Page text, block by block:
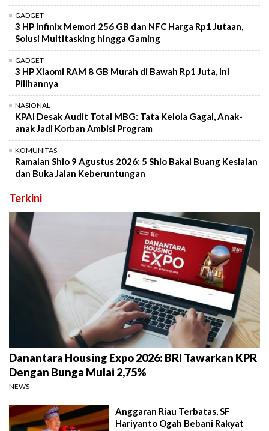
GADGET
3 HP Infinix Memori 256 GB dan NFC Harga Rp1 Jutaan,
Solusi Multitasking hingga Gaming
GADGET
3 HP Xiaomi RAM 8 GB Murah di Bawah Rp1 Juta, Ini
Pilihannya
NASIONAL
KPAI Desak Audit Total MBG: Tata Kelola Gagal, Anak-
anak Jadi Korban Ambisi Program
KOMUNITAS
Ramalan Shio 9 Agustus 2026: 5 Shio Bakal Buang Kesialan
dan Buka Jalan Keberuntungan
Terkini
Danantara Housing Expo 2026: BRI Tawarkan KPR
Dengan Bunga Mulai 2,75%
NEWS
Anggaran Riau Terbatas, SF
Hariyanto Ogah Bebani Rakyat